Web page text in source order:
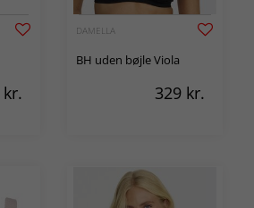
kr.
DAMELLA
BH uden bøjle Viola
329 kr.